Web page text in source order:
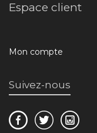
Espace client
Mon compte
Suivez-nous